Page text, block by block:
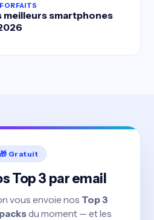
meilleurs smartphones
🎁 Gratuit
Top 3 par email
vous envoie nos Top 3
du moment — et les